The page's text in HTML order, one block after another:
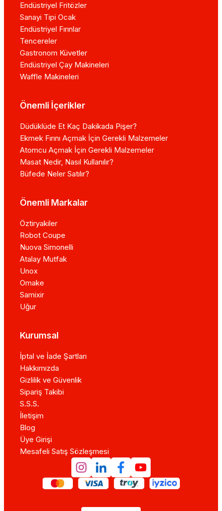
Endüstriyel Fritözler
Sanayi Tipi Ocak
Endüstriyel Fırınlar
Tencereler
Gastronom Küvetler
Endüstriyel Çay Makineleri
Waffle Makineleri
Önemli İçerikler
Düdüklüde Et Kaç Dakikada Pişer?
Ekmek Fırını Açmak İçin Gerekli Malzemeler
Atomcu Açmak İçin Gerekli Malzemeler
Masat Nedir, Nasıl Kullanılır?
Büfede Neler Satılır?
Önemli Markalar
Öztiryakiler
Robot Coupe
Nuova Simonelli
Atalay Mutfak
Unox
Omake
Samixir
Uğur
Kurumsal
İptal ve İade Şartları
Hakkımızda
Gizlilik ve Güvenlik
Sipariş Takibi
S.S.S.
İletişim
Blog
Üye Girişi
Mesafeli Satış Sözleşmesi